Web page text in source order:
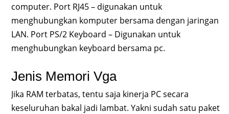
computer. Port RJ45 – digunakan untuk
menghubungkan komputer bersama dengan jaringan
LAN. Port PS/2 Keyboard – Digunakan untuk
menghubungkan keyboard bersama pc.
Jenis Memori Vga
Jika RAM terbatas, tentu saja kinerja PC secara
keseluruhan bakal jadi lambat. Yakni sudah satu paket